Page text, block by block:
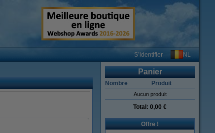
S’identifier NL
Panier
Nombre Produit
Aucun produit
Total: 0,00 €
Offre !